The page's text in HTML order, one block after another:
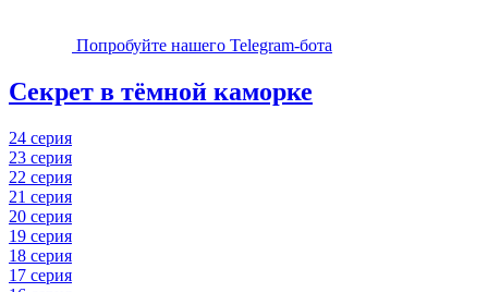
Попробуйте нашего Telegram-бота
Секрет в тёмной каморке
24 серия
23 серия
22 серия
21 серия
20 серия
19 серия
18 серия
17 серия